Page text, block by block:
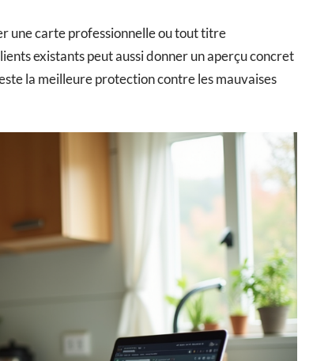
une carte professionnelle ou tout titre
existants peut aussi donner un aperçu concret
la meilleure protection contre les mauvaises